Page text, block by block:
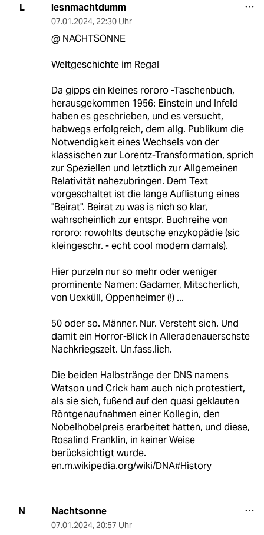
L lesnmachtdumm
07.01.2024, 22:30 Uhr
@ NACHTSONNE
Weltgeschichte im Regal
Da gipps ein kleines rororo -Taschenbuch,
herausgekommen 1956: Einstein und Infeld
haben es geschrieben, und es versucht,
habwegs erfolgreich, dem allg. Publikum die
Notwendigkeit eines Wechsels von der
klassischen zur Lorentz-Transformation, sprich
zur Speziellen und letztlich zur Allgemeinen
Relativität nahezubringen. Dem Text
vorgeschaltet ist die lange Auflistung eines
"Beirat". Beirat zu was is nich so klar,
wahrscheinlich zur entspr. Buchreihe von
rororo: rowohlts deutsche enzykopädie (sic
kleingeschr. - echt cool modern damals).
Hier purzeln nur so mehr oder weniger
prominente Namen: Gadamer, Mitscherlich,
von Uexküll, Oppenheimer (!) ...
50 oder so. Männer. Nur. Versteht sich. Und
damit ein Horror-Blick in Alleradenauerschste
Nachkriegszeit. Un.fass.lich.
Die beiden Halbstränge der DNS namens
Watson und Crick ham auch nich protestiert,
als sie sich, fußend auf den quasi geklauten
Röntgenaufnahmen einer Kollegin, den
Nobelhobelpreis erarbeitet hatten, und diese,
Rosalind Franklin, in keiner Weise
berücksichtigt wurde.
en.m.wikipedia.org/wiki/DNA#History
N Nachtsonne
07.01.2024, 20:57 Uhr